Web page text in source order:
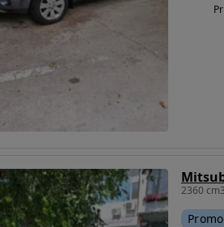
2360